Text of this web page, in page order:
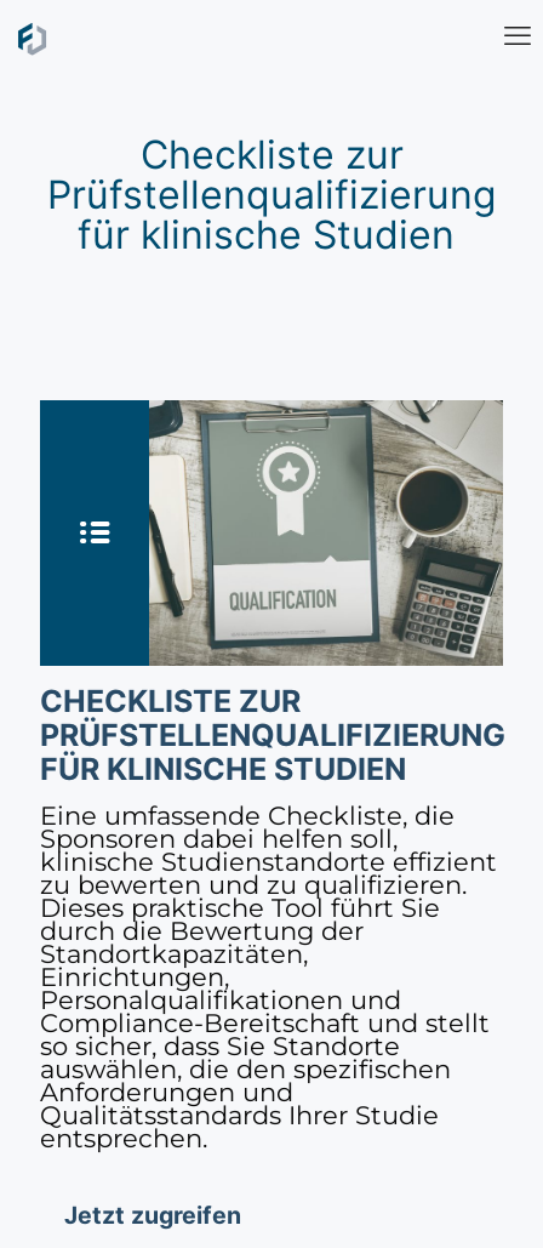
Checkliste zur
Prüfstellenqualifizierung
für klinische Studien
CHECKLISTE ZUR
PRÜFSTELLENQUALIFIZIERUNG
FÜR KLINISCHE STUDIEN
Eine umfassende Checkliste, die
Sponsoren dabei helfen soll,
klinische Studienstandorte effizient
zu bewerten und zu qualifizieren.
Dieses praktische Tool führt Sie
durch die Bewertung der
Standortkapazitäten,
Einrichtungen,
Personalqualifikationen und
Compliance-Bereitschaft und stellt
so sicher, dass Sie Standorte
auswählen, die den spezifischen
Anforderungen und
Qualitätsstandards Ihrer Studie
entsprechen.
Jetzt zugreifen